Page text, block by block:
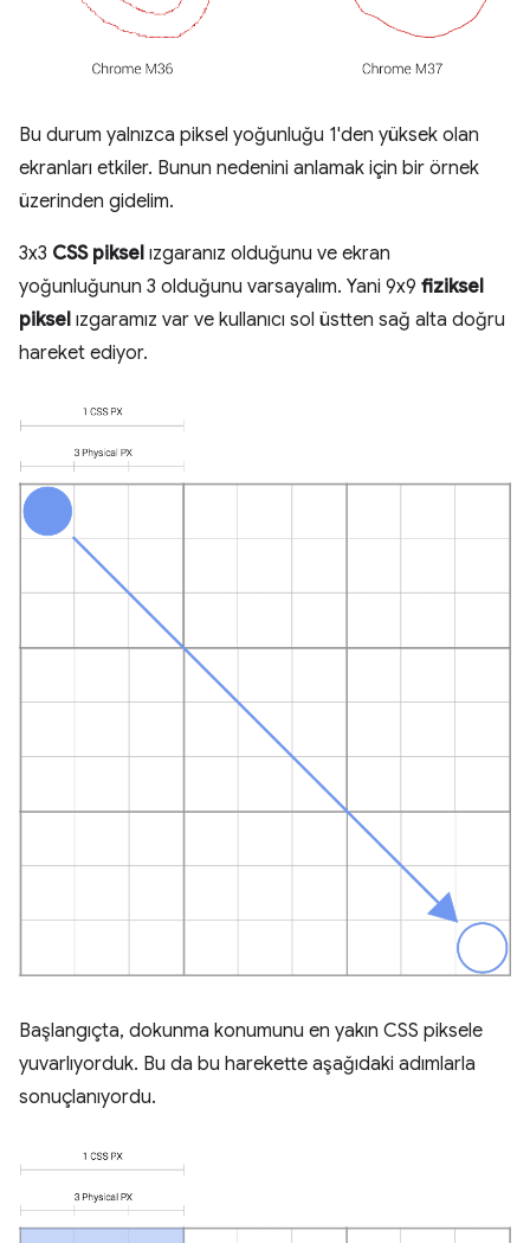
Bu durum yalnızca piksel yoğunluğu 1'den yüksek olan
ekranları etkiler. Bunun nedenini anlamak için bir örnek
üzerinden gidelim.
3x3 CSS piksel ızgaranız olduğunu ve ekran
yoğunluğunun 3 olduğunu varsayalım. Yani 9x9 fiziksel
piksel ızgaramız var ve kullanıcı sol üstten sağ alta doğru
hareket ediyor.
Başlangıçta, dokunma konumunu en yakın CSS piksele
yuvarlıyorduk. Bu da bu harekette aşağıdaki adımlarla
sonuçlanıyordu.